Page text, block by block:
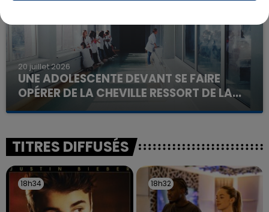
20 juillet 2026
UNE ADOLESCENTE DEVANT SE FAIRE
OPÉRER DE LA CHEVILLE RESSORT DE LA...
La famille a porté plainte contre la clinique qui a
excuses.
TITRES DIFFUSÉS
18h34
18h34 18h32
18h32